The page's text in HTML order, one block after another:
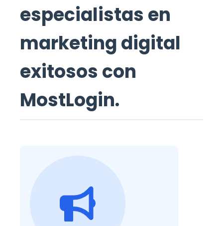
especialistas en
marketing digital
exitosos con
MostLogin.